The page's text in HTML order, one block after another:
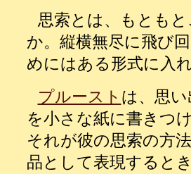
思索とは、もとも
か。縦横無尽に飛び
めにはある形式に入
プルースト は、思
を小さな紙に書きつ
それが彼の思索の方
品として表現すると